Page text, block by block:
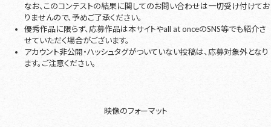
なお、このコンテストの結果に関してのお問い合わせは一切受け付けてお
りませんので、予めご了承ください。
優秀作品に限らず、応募作品は本サイトやall at onceのSNS等でも紹介さ
せていただく場合がございます。
アカウント非公開・ハッシュタグがついていない投稿は、応募対象外となり
ます。ご注意ください。
映像のフォーマット